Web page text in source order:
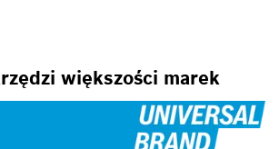
większości marek